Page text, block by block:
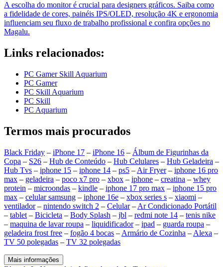
A escolha do monitor é crucial para designers gráficos. Saiba como
a fidelidade de cores, painéis IPS/OLED, resolução 4K e ergonomia
influenciam seu fluxo de trabalho profissional e confira opções no
Magalu.
Links relacionados:
PC Gamer Skill Aquarium
PC Gamer
PC Skill Aquarium
PC Skill
PC Aquarium
Termos mais procurados
Black Friday – iPhone 17 – iPhone 16 – Álbum de Figurinhas da
Copa – S26 – Hub de Conteúdo – Hub Celulares – Hub Geladeira –
Hub Tvs – iphone 15 – iphone 14 – ps5 – Air Fryer– iphone 16 pro
max – geladeira – poco x7 pro – xbox – iphone – creatina – whey
protein – microondas – kindle – iphone 17 pro max – iphone 15 pro
max – celular samsung – iphone 16e – xbox series s – xiaomi –
ventilador– nintendo switch 2 – Celular– Ar Condicionado Portátil
– tablet – Bicicleta – Body Splash – jbl – redmi note 14 – tenis nike
– maquina de lavar roupa – liquidificador– ipad – guarda roupa –
geladeira frost free – fogão 4 bocas – Armário de Cozinha – Alexa –
TV 50 polegadas – TV 32 polegadas
Mais informações